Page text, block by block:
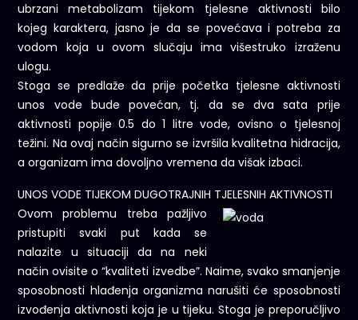
ubrzani metabolizam tijekom tjelesne aktivnosti bilo
kojeg karaktera, jasno je da se povećava i potreba za
vodom koja u ovom slučaju ima višestruko izraženu
ulogu.
Stoga se predlaže da prije početka tjelesne aktivnosti
unos vode bude povećan, tj. da se dva sata prije
aktivnosti popije 0.5 do 1 litre vode, ovisno o tjelesnoj
težini. Na ovaj način sigurno se izvršila kvalitetna hidracija,
a organizam ima dovoljno vremena da višak izbaci.
UNOS VODE TIJEKOM DUGOTRAJNIH TJELESNIH AKTIVNOSTI
Ovom problemu treba pažljivo
pristupiti svaki put kada se
nalazite u situaciji da na neki
način ovisite o “kvaliteti izvedbe”. Naime, svako smanjenje
sposobnosti hlađenja organizma narušiti će sposobnosti
izvođenja aktivnosti koja je u tijeku. Stoga je preporučljivo